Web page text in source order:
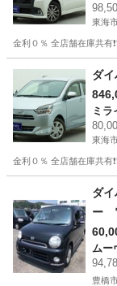
東海
金利０％ 全店舗在庫共有
愛知 東海市 ム
ダ
ミラ
東海
金利０％ 全店舗在庫共有
ミ
ダ
ー
防
衝
グ
ムー
豊橋